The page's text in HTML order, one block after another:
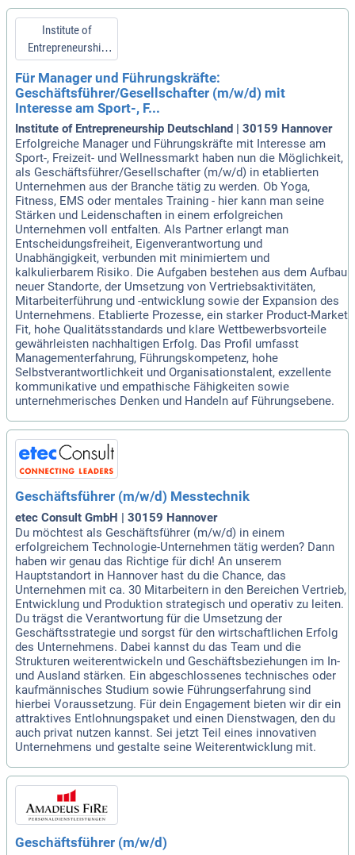
Institute of
Entrepreneurship
Deutschland
Für Manager und Führungskräfte:
Geschäftsführer/Gesellschafter (m/w/d) mit
Interesse am Sport-, F...
Institute of Entrepreneurship Deutschland | 30159 Hannover
Erfolgreiche Manager und Führungskräfte mit Interesse am
Sport-, Freizeit- und Wellnessmarkt haben nun die Möglichkeit,
als Geschäftsführer/Gesellschafter (m/w/d) in etablierten
Unternehmen aus der Branche tätig zu werden. Ob Yoga,
Fitness, EMS oder mentales Training - hier kann man seine
Stärken und Leidenschaften in einem erfolgreichen
Unternehmen voll entfalten. Als Partner erlangt man
Entscheidungsfreiheit, Eigenverantwortung und
Unabhängigkeit, verbunden mit minimiertem und
kalkulierbarem Risiko. Die Aufgaben bestehen aus dem Aufbau
neuer Standorte, der Umsetzung von Vertriebsaktivitäten,
Mitarbeiterführung und -entwicklung sowie der Expansion des
Unternehmens. Etablierte Prozesse, ein starker Product-Market
Fit, hohe Qualitätsstandards und klare Wettbewerbsvorteile
gewährleisten nachhaltigen Erfolg. Das Profil umfasst
Managementerfahrung, Führungskompetenz, hohe
Selbstverantwortlichkeit und Organisationstalent, exzellente
kommunikative und empathische Fähigkeiten sowie
unternehmerisches Denken und Handeln auf Führungsebene.
Geschäftsführer (m/w/d) Messtechnik
etec Consult GmbH | 30159 Hannover
Du möchtest als Geschäftsführer (m/w/d) in einem
erfolgreichem Technologie-Unternehmen tätig werden? Dann
haben wir genau das Richtige für dich! An unserem
Hauptstandort in Hannover hast du die Chance, das
Unternehmen mit ca. 30 Mitarbeitern in den Bereichen Vertrieb,
Entwicklung und Produktion strategisch und operativ zu leiten.
Du trägst die Verantwortung für die Umsetzung der
Geschäftsstrategie und sorgst für den wirtschaftlichen Erfolg
des Unternehmens. Dabei kannst du das Team und die
Strukturen weiterentwickeln und Geschäftsbeziehungen im In-
und Ausland stärken. Ein abgeschlossenes technisches oder
kaufmännisches Studium sowie Führungserfahrung sind
hierbei Voraussetzung. Für dein Engagement bieten wir dir ein
attraktives Entlohnungspaket und einen Dienstwagen, den du
auch privat nutzen kannst. Sei jetzt Teil eines innovativen
Unternehmens und gestalte seine Weiterentwicklung mit.
Geschäftsführer (m/w/d)